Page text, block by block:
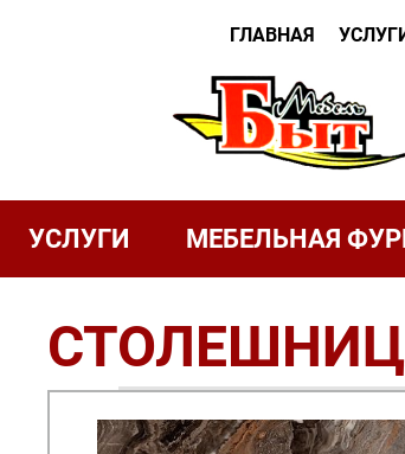
ГЛАВНАЯ
УСЛУГИ МЕБЕЛЬНАЯ